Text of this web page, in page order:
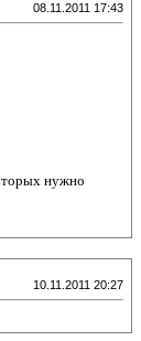
08.11.2011 17:43
нужно
10.11.2011 20:27